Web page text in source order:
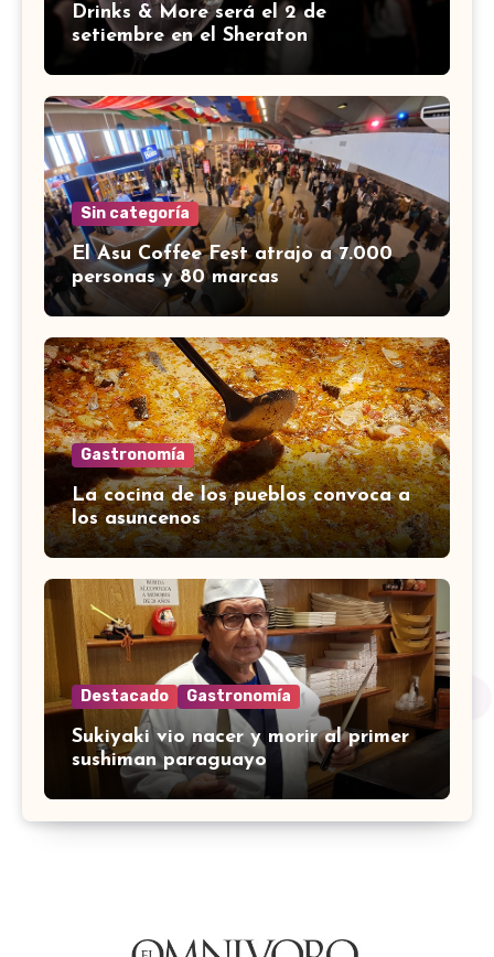
Drinks & More será el 2 de
setiembre en el Sheraton
Sin categoría
El Asu Coffee Fest atrajo a 7.000
personas y 80 marcas
Gastronomía
La cocina de los pueblos convoca a
los asuncenos
Destacado Gastronomía
Sukiyaki vio nacer y morir al primer
sushiman paraguayo